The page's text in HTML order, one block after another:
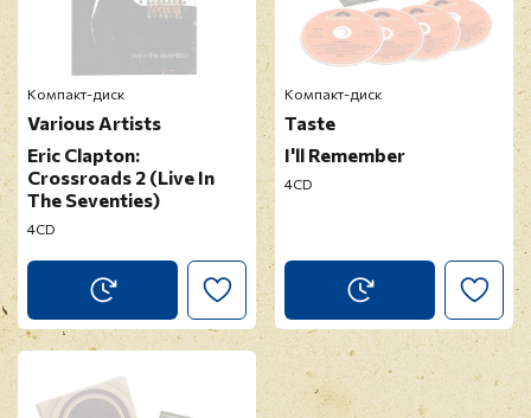
Компакт-диск
Various Artists
Eric Clapton:
Crossroads 2 (Live In
The Seventies)
4CD
Компакт-диск
Taste
I'll Remember
4CD